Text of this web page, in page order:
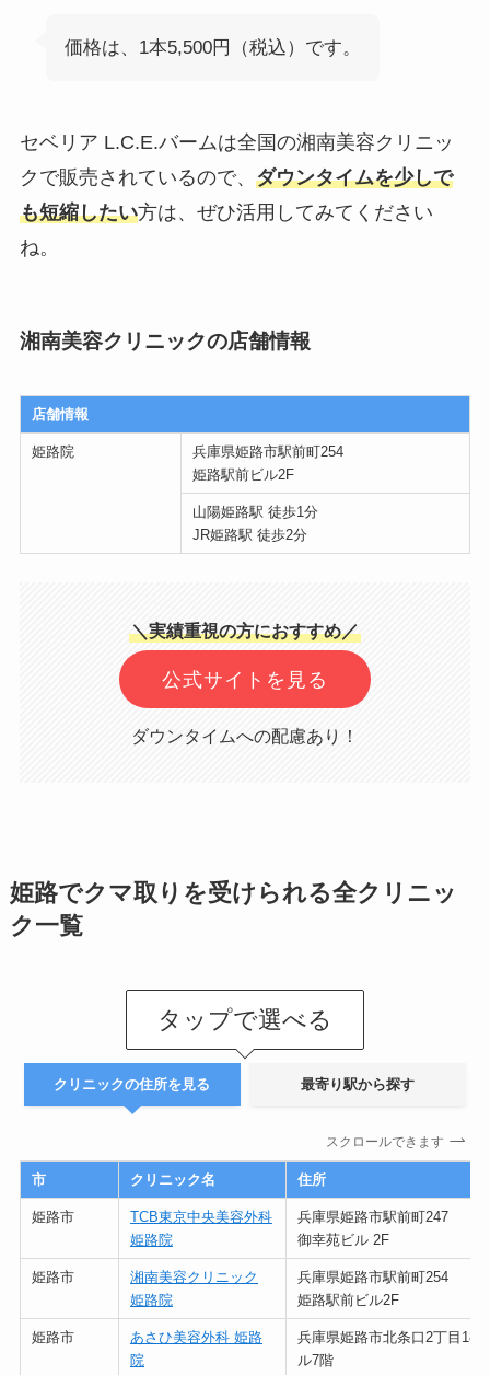
価格は、1本5,500円（税込）です。
セベリア L.C.E.バームは全国の湘南美容クリニッ
クで販売されているので、 ダウンタイムを少しで
も短縮したい方は、ぜひ活用してみてください
ね。
湘南美容クリニックの店舗情報
店舗情報
姫路院
兵庫県姫路市駅前町254
姫路駅前ビル2F
山陽姫路駅 徒歩1分
JR姫路駅 徒歩2分
＼実績重視の方におすすめ／
公式サイトを見る
ダウンタイムへの配慮あり！
姫路でクマ取りを受けられる全クリニッ
ク一覧
タップで選べる
クリニックの住所を見る 最寄り駅から探す
スクロールできます
市 クリニック名 住所
姫路市
TCB東京中央美容外科
姫路院
兵庫県姫路市駅前町247
御幸苑ビル 2F
姫路市
湘南美容クリニック
姫路院
兵庫県姫路市駅前町254
姫路駅前ビル2F
姫路市
あさひ美容外科 姫路
院
兵庫県姫路市北条口2丁目18
ル7階